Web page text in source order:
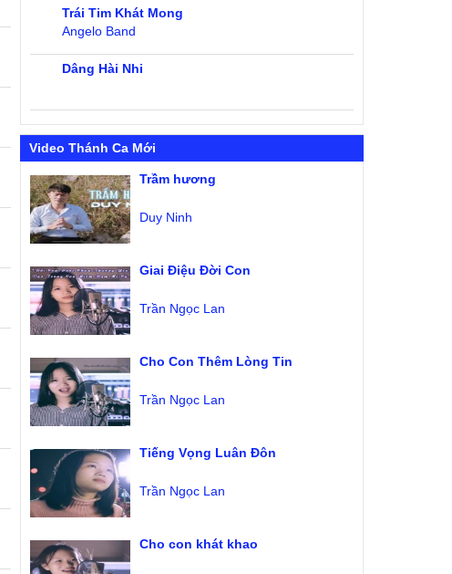
Trái Tim Khát Mong
Angelo Band
Dâng Hài Nhi
Video Thánh Ca Mới
Trầm hương
Duy Ninh
Giai Điệu Đời Con
Trần Ngọc Lan
Cho Con Thêm Lòng Tin
Trần Ngọc Lan
Tiếng Vọng Luân Đôn
Trần Ngọc Lan
Cho con khát khao